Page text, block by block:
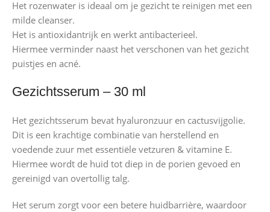
Het rozenwater is ideaal om je gezicht te reinigen met een
milde cleanser.
Het is antioxidantrijk en werkt antibacterieel.
Hiermee verminder naast het verschonen van het gezicht
puistjes en acné.
Gezichtsserum – 30 ml
Het gezichtsserum bevat hyaluronzuur en cactusvijgolie.
Dit is een krachtige combinatie van herstellend en
voedende zuur met essentiële vetzuren & vitamine E.
Hiermee wordt de huid tot diep in de porien gevoed en
gereinigd van overtollig talg.
Het serum zorgt voor een betere huidbarrière, waardoor